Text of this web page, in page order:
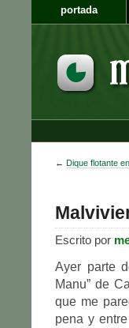
portada
← Dique flotante
Escrito por
Ayer parte
Manu” de
que me
pena y